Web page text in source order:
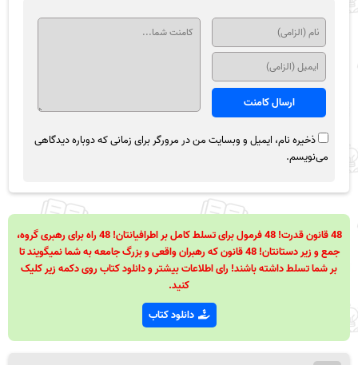
ذخیره نام، ایمیل و وبسایت من در مرورگر برای زمانی که دوباره دیدگاهی
می‌نویسم.
48 قانون قدرت! 48 فرمول برای تسلط کامل بر اطرافیانتان! 48 راه برای رهبری گروه،
جمع و زیر دستانتان! 48 قانون که رهبران واقعی و بزرگ جامعه به شما نمیگویند تا
بر شما تسلط داشته باشند! رای اطلاعات بیشتر و دانلود کتاب روی دکمه زیر کلیک
کنید.
دانلود کتاب